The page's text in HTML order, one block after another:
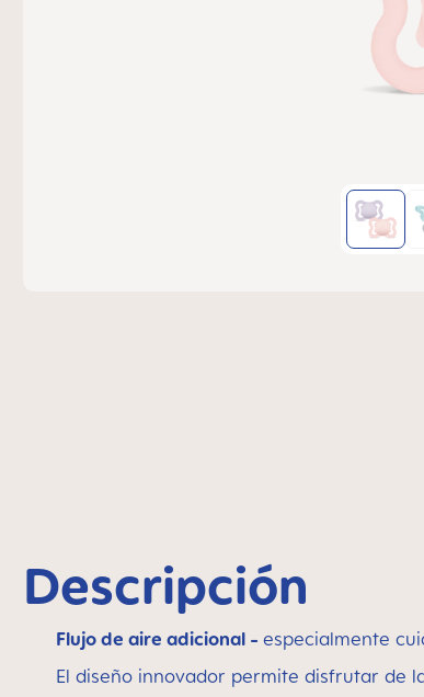
Descripción
Flujo de aire adicional - especialmente
El diseño innovador permite disfrutar de